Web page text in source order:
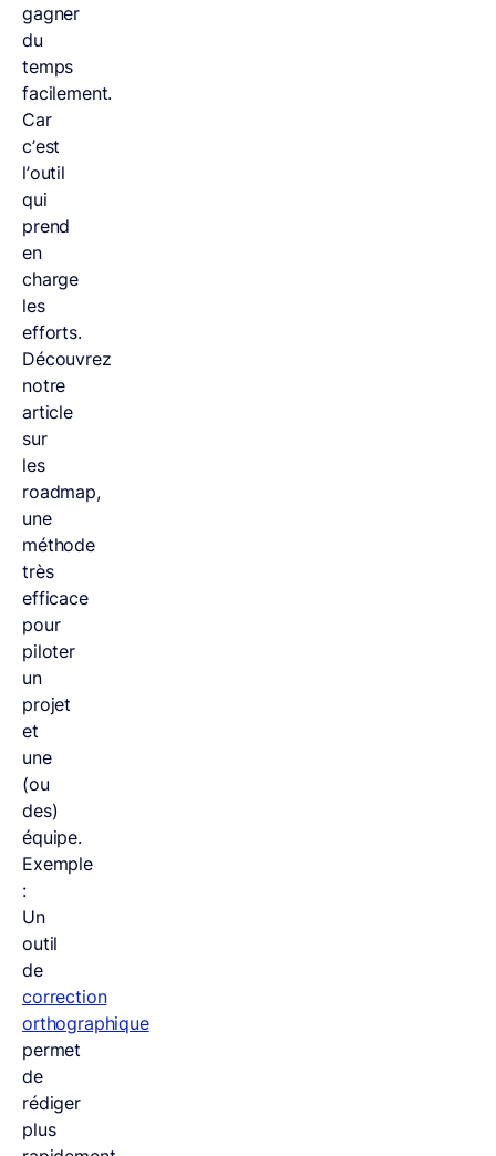
gagner
du
temps
facilement.
Car
c’est
l’outil
qui
prend
en
charge
les
efforts.
Découvrez
notre
article
sur
les
roadmap,
une
méthode
très
efficace
pour
piloter
un
projet
et
une
(ou
des)
équipe.
Exemple
:
Un
outil
de
correction
orthographique
permet
de
rédiger
plus